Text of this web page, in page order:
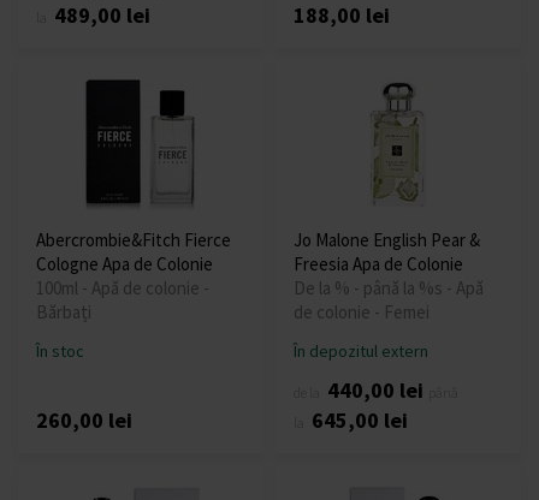
489,00 lei 188,00 lei
Abercrombie&Fitch Fierce
Cologne Apa de Colonie
100ml - Apă de colonie -
Bărbați
În stoc
260,00 lei
Jo Malone English Pear &
Freesia Apa de Colonie
De la % - până la %s - Apă
de colonie - Femei
În depozitul extern
440,00 lei
645,00 lei